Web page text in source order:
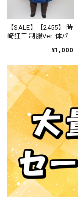
【SALE】【2455】 時
崎狂三 制服Ver. 体パ
¥1,000